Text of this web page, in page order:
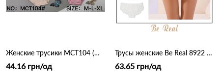
Женские трусики MCT104 (M–XL) 12B Разные цвета
44.16 грн/од
Трусы женские Be Real 8922 3C Различные цвета
63.65 грн/од